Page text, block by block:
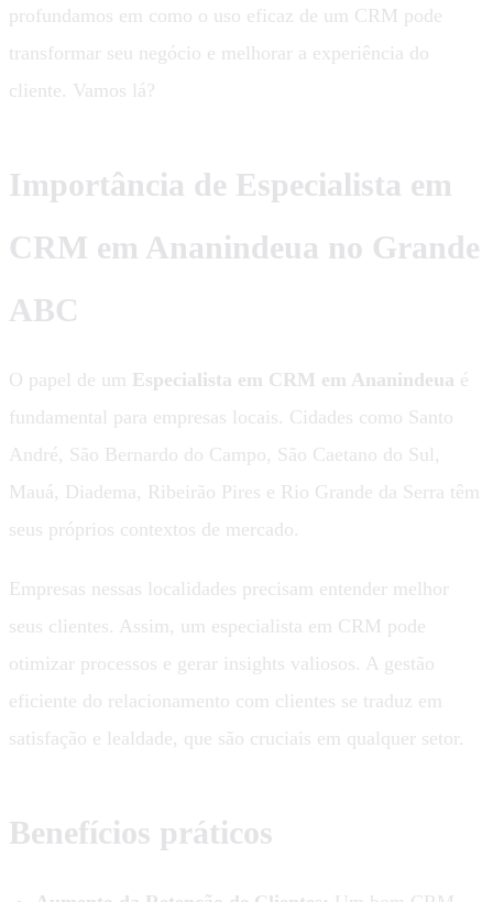
profundamos em como o uso eficaz de um CRM pode
transformar seu negócio e melhorar a experiência do
cliente. Vamos lá?
Importância de Especialista em
CRM em Ananindeua no Grande
ABC
O papel de um Especialista em CRM em Ananindeua é
fundamental para empresas locais. Cidades como Santo
André, São Bernardo do Campo, São Caetano do Sul,
Mauá, Diadema, Ribeirão Pires e Rio Grande da Serra têm
seus próprios contextos de mercado.
Empresas nessas localidades precisam entender melhor
seus clientes. Assim, um especialista em CRM pode
otimizar processos e gerar insights valiosos. A gestão
eficiente do relacionamento com clientes se traduz em
satisfação e lealdade, que são cruciais em qualquer setor.
Benefícios práticos